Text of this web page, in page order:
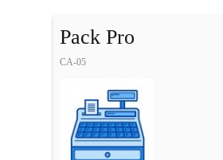
Pack Pro
CA-05